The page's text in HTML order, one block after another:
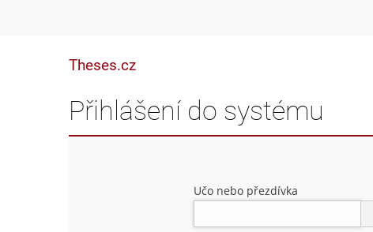
Theses.cz
Přihlášení do systému
Učo nebo přezdívka